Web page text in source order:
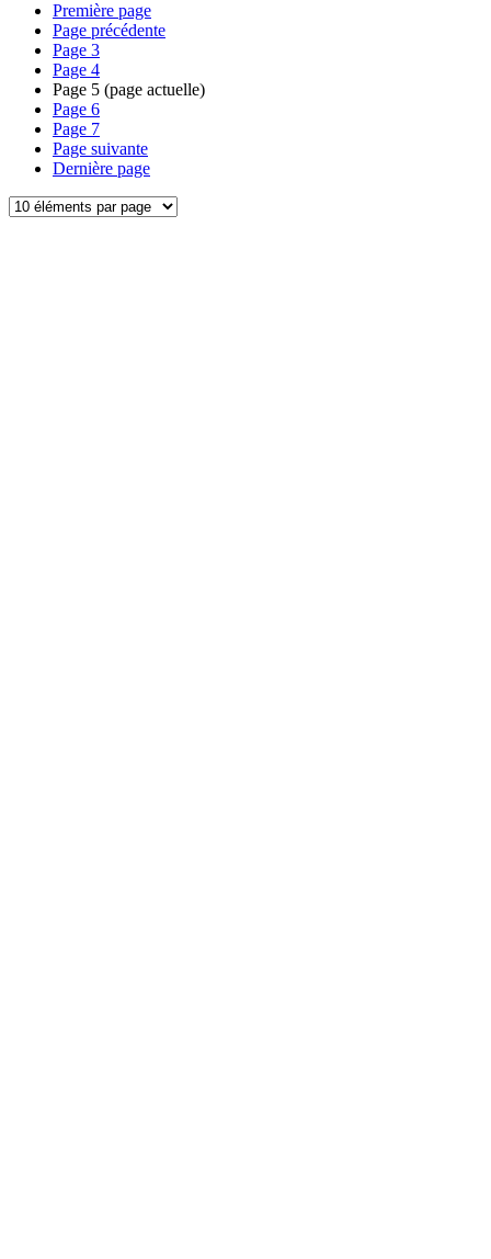
Première page
Page précédente
Page 3
Page 4
Page 5 (page actuelle)
Page 6
Page 7
Page suivante
Dernière page